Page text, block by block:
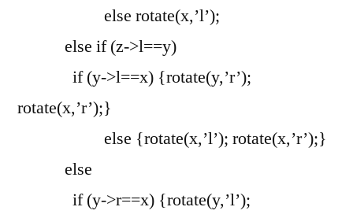
else rotate(x,’l’);
else if (z->l==y)
if (y->l==x) {rotate(y,’r’);
rotate(x,’r’);}
else {rotate(x,’l’); rotate(x,’r’);}
else
if (y->r==x) {rotate(y,’l’);